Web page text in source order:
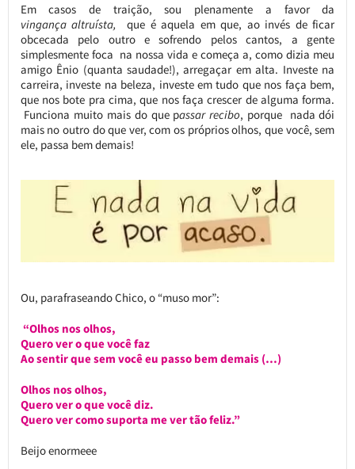
Em casos de traição, sou plenamente a favor da
vingança altruísta,
que é aquela em que, ao invés de ficar
obcecada pelo outro e sofrendo pelos cantos, a gente
simplesmente foca na nossa vida e começa a, como dizia meu
amigo Ênio (quanta saudade!), arregaçar em alta. Investe na
carreira, investe na beleza, investe em tudo que nos faça bem,
que nos bote pra cima, que nos faça crescer de alguma forma.
Funciona muito mais do que passar recibo, porque nada dói
mais no outro do que ver, com os próprios olhos, que você, sem
ele, passa bem demais!
Ou, parafraseando Chico, o “muso mor”:
“Olhos nos olhos,
Quero ver o que você faz
Ao sentir que sem você eu passo bem demais (…)
Olhos nos olhos,
Quero ver o que você diz.
Quero ver como suporta me ver tão feliz.”
Beijo enormeee